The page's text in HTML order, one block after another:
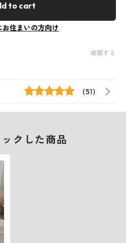
to cart
お住まいの方向け
通報する
(51)
クした商品